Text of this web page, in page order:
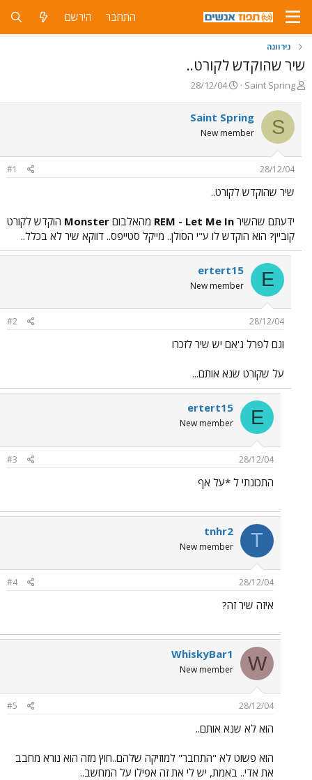
התחבר הירשם
נירוונה
שיר שהוקדש לקורט..
פ
ח
ה
ו
ש
Saint Spring
פ
ס
ם
ת
י
28/12/04
S
Saint Spring
New member
28/12/04
#1
שיר שהוקדש לקורט..
ידעתם שהשיר REM - Let Me In מהאלבום Monster הוקדש לקורט
קוביין? הוא הוקדש לו ע"י הסולן.. מייקל סטייפס.. דווקא שיר לא בכלל..
E
ertert15
New member
28/12/04
#2
וגם לפרל ג'אם יש שיר לזכרו
על שקורט שנא אותם...
E
ertert15
New member
28/12/04
#3
התכונתי ל *על אף
T
tnhr2
New member
28/12/04
#4
איזה שיר זה?
W
WhiskyBar1
New member
28/12/04
#5
הוא לא שנא אותם..
הוא פשוט לא "התחבר" למוזיקה שלהם..חוץ מזה הוא נורא מחבב
את אדי.. באמת, יש לי את זה אפילו על המחשב..